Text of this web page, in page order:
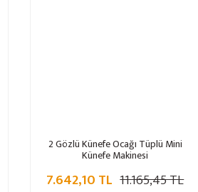
2 Gözlü Künefe Ocağı Tüplü Mini
Künefe Makinesi
7.642,10 TL 11.165,45 TL